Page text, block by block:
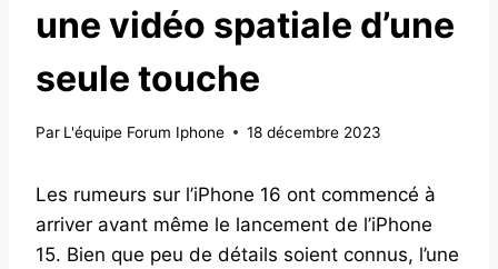
une vidéo spatiale d’une
seule touche
Par L'équipe Forum Iphone 18 décembre 2023
Les rumeurs sur l’iPhone 16 ont commencé à
arriver avant même le lancement de l’iPhone
15. Bien que peu de détails soient connus, l’une